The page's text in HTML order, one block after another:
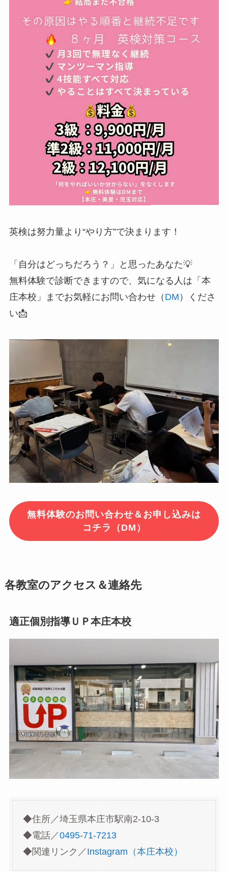
英検は努力量より“やり方”で決まります！
「自分はどっちだろう？」と思ったあなた💡
無料体験で診断できますので、気になる人は「本
庄本校」までお気軽にお問い合わせ（ DM ）くださ
い📩
無料体験のお問い合わせ＆お申し込みは
コチラ（DM）
各教室のアクセス ＆連絡先
適正個別指導ＵＰ本庄本校
◆住所／埼玉県本庄市駅南2-10-3
◆電話／0495-71-7213
◆関連リンク／ Instagram（本庄本校）